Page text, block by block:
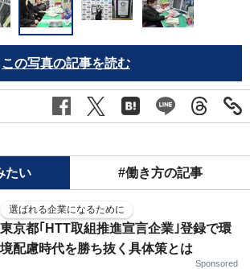
この写真の記事を読む
たい #働き方の記事
選ばれる企業になるために
東京都｢HTT取組推進宣言企業｣登録で環
境配慮時代を勝ち抜く具体策とは
Sponsored